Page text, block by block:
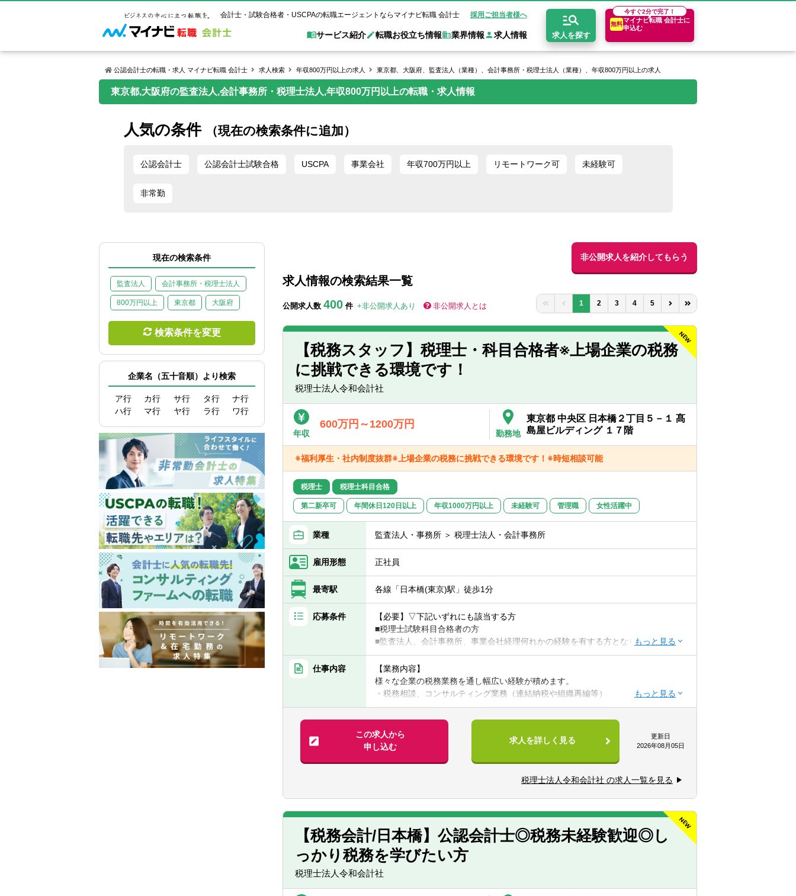
会計士・試験合格者・USCPAの転職エージェントならマイナビ転職 会計士 採用ご担当者様へ
求人を探す
今すぐ2分で完了！
無料
マイナビ転職 会計士に
申込む
サービス紹介
マイナビ転職 会計士とは？
ご利用の流れ
Web面談サービス
転職成功事例
転職お役立ち情報
年齢別転職ポイント
2回目以降の転職の方へ
女性会計士の転職
未経験分野への転職 WEB面接完全ガイド
業界情報
受験資格・申し込み手順
試験合格後の流れ 監査法人 事業会社
求人情報
公認会計士
USCPA（米国公認会計士）
会計事務所・税理士法人 事業会社
公認会計士の転職・求人 マイナビ転職 会計士 求人検索 年収800万円以上の求人 東京都、大阪府、監査法人（業種）、会計事務所・税理士法人（業種）、年収800万円以上の求人
東京都,大阪府の監査法人,会計事務所・税理士法人,年収800万円以上の転職・求人情報
人気の条件 （現在の検索条件に追加）
公認会計士 公認会計士試験合格 USCPA 事業会社 年収700万円以上 リモートワーク可 未経験可
非常勤
現在の検索条件
監査法人 会計事務所・税理士法人
800万円以上 東京都 大阪府
検索条件を変更
企業名（五十音順）より検索
ア行 カ行 サ行 タ行
ナ行
ハ行
マ行 ヤ行 ラ行 ワ行
求人情報の検索結果一覧
公開求人数 400 件 +非公開求人あり 非公開求人とは
非公開求人を紹介してもらう
1 2 3 4 5
【税務スタッフ】税理士・科目合格者※上場企業の税務
に挑戦できる環境です！
税理士法人令和会計社
年収
600万円～1200万円
勤務地
東京都 中央区 日本橋２丁目５－１ 髙
島屋ビルディング １７階
※福利厚生・社内制度抜群※上場企業の税務に挑戦できる環境です！※時短相談可能
税理士 税理士科目合格
第二新卒可 年間休日120日以上 年収1000万円以上 未経験可 管理職 女性活躍中
業種 監査法人・事務所 ＞ 税理士法人・会計事務所
雇用形態 正社員
最寄駅 各線「日本橋(東京)駅」徒歩1分
応募条件
【必要】▽下記いずれにも該当する方
■税理士試験科目合格者の方
■監査法人、会計事務所、事業会社経理何れかの経験を有する方となります。
【歓迎】
■税理士資格保有者
■官報合格者
仕事内容
【業務内容】
様々な企業の税務業務を通し幅広い経験が積めます。
・税務相談、コンサルティング業務（連結納税や組織再編等）
・税務デューデリジェンス
・税金計算
・各種税務申告書作成
・年末調整、確定申告業務
この求人から
申し込む
求人を詳しく見る
更新日
2026年08月05日
税理士法人令和会計社 の求人一覧を見る
【税務会計/日本橋】公認会計士◎税務未経験歓迎◎し
っかり税務を学びたい方
税理士法人令和会計社